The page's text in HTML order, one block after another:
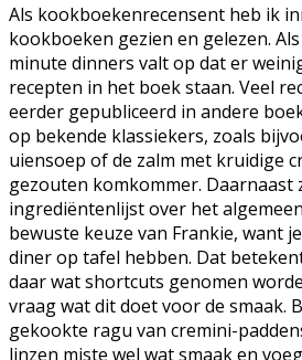
Als kookboekenrecensent heb ik
kookboeken gezien en gelezen.
minute dinners valt op dat er
recepten in het boek staan. Veel
eerder gepubliceerd in andere
op bekende klassiekers, zoals
uiensoep of de zalm met kruidige
gezouten komkommer. Daarnaast
ingrediëntenlijst over het
bewuste keuze van Frankie, want
diner op tafel hebben. Dat
daar wat shortcuts genomen
vraag wat dit doet voor de smaak.
gekookte ragu van cremini-
linzen miste wel wat smaak en